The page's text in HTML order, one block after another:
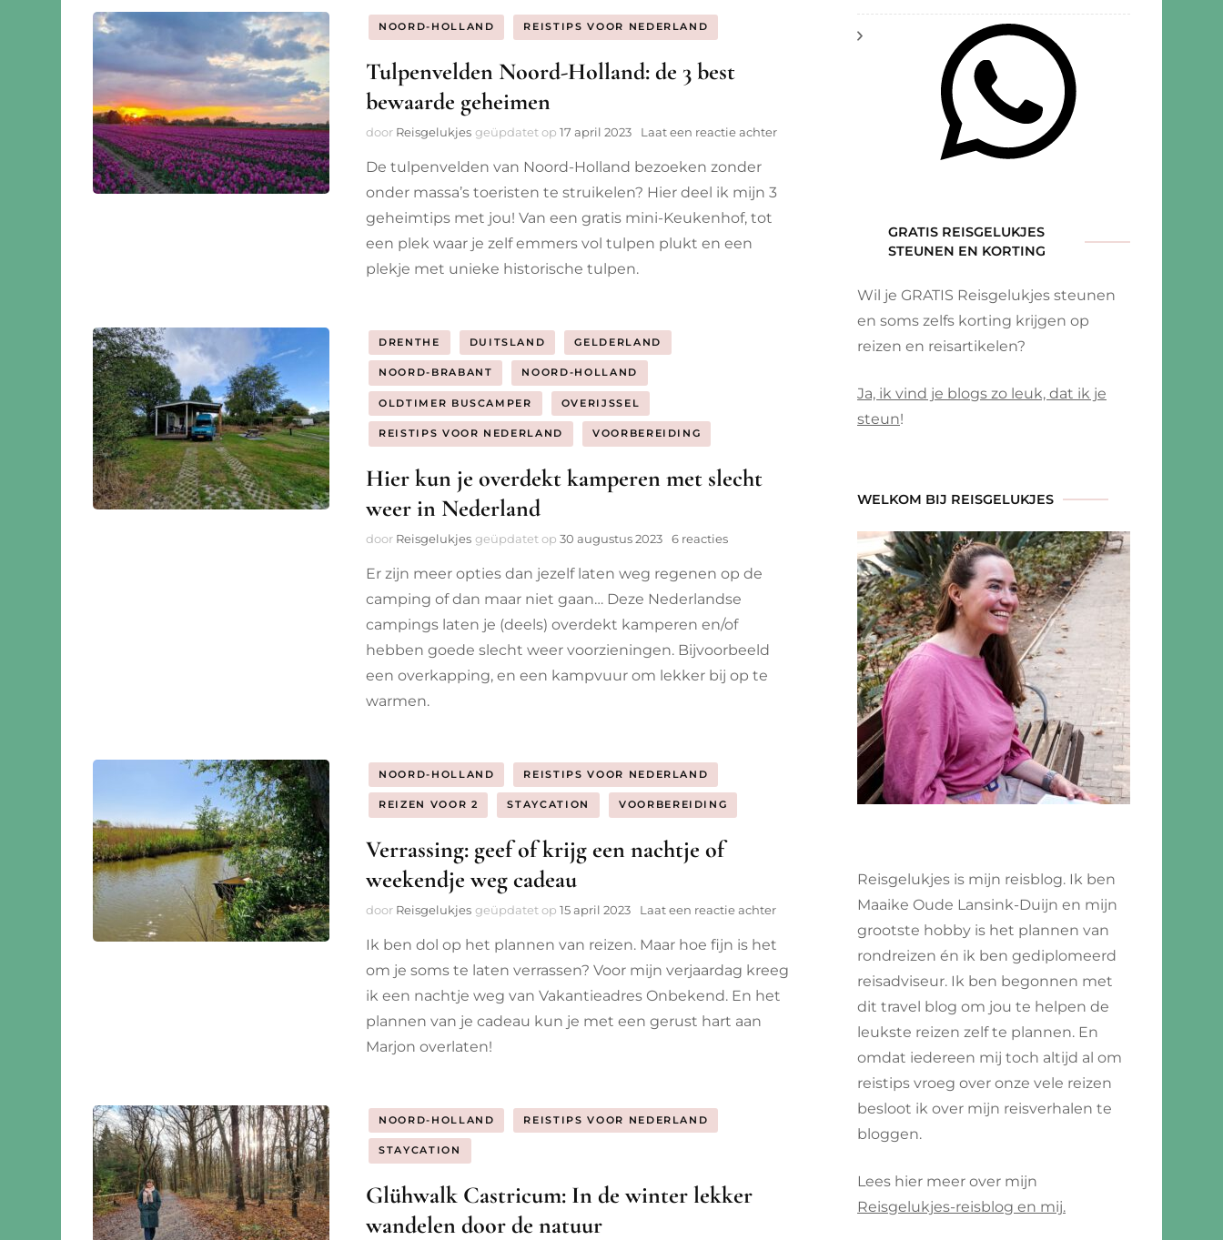
NOORD-HOLLAND REISTIPS VOOR NEDERLAND
Tulpenvelden Noord-Holland: de 3 best
bewaarde geheimen
door Reisgelukjes geüpdatet op 17 april 2023 Laat een reactie achterop
De tulpenvelden van Noord-Holland bezoeken zonder
onder massa’s toeristen te struikelen? Hier deel ik mijn 3
geheimtips met jou! Van een gratis mini-Keukenhof, tot
een plek waar je zelf emmers vol tulpen plukt en een
plekje met unieke historische tulpen.
DRENTHE DUITSLAND GELDERLAND
NOORD-BRABANT NOORD-HOLLAND
OLDTIMER BUSCAMPER OVERIJSSEL
REISTIPS VOOR NEDERLAND VOORBEREIDING
Hier kun je overdekt kamperen met slecht
weer in Nederland
door Reisgelukjes geüpdatet op 30 augustus 2023 6 reactiesop
kun
je
kamperen
met
weer
Er zijn meer opties dan jezelf laten weg regenen op de
camping of dan maar niet gaan… Deze Nederlandse
campings laten je (deels) overdekt kamperen en/of
hebben goede slecht weer voorzieningen. Bijvoorbeeld
een overkapping, en een kampvuur om lekker bij op te
warmen.
NOORD-HOLLAND REISTIPS VOOR NEDERLAND
REIZEN VOOR 2 STAYCATION VOORBEREIDING
Verrassing: geef of krijg een nachtje of
weekendje weg cadeau
door Reisgelukjes geüpdatet op 15 april 2023 Laat een reactie achterop
geef
of
krijg
een
Ik ben dol op het plannen van reizen. Maar hoe fijn is het
om je soms te laten verrassen? Voor mijn verjaardag kreeg
ik een nachtje weg van Vakantieadres Onbekend. En het
plannen van je cadeau kun je met een gerust hart aan
Marjon overlaten!
NOORD-HOLLAND REISTIPS VOOR NEDERLAND
STAYCATION
Glühwalk Castricum: In de winter lekker
wandelen door de natuur
GRATIS REISGELUKJES
STEUNEN EN KORTING
Wil je GRATIS Reisgelukjes steunen
en soms zelfs korting krijgen op
reizen en reisartikelen?
Ja, ik vind je blogs zo leuk, dat ik je
steun!
WELKOM BIJ REISGELUKJES
Reisgelukjes is mijn reisblog. Ik ben
Maaike Oude Lansink-Duijn en mijn
grootste hobby is het plannen van
rondreizen én ik ben gediplomeerd
reisadviseur. Ik ben begonnen met
dit travel blog om jou te helpen de
leukste reizen zelf te plannen. En
omdat iedereen mij toch altijd al om
reistips vroeg over onze vele reizen
besloot ik over mijn reisverhalen te
bloggen.
Lees hier meer over mijn
Reisgelukjes-reisblog en mij.